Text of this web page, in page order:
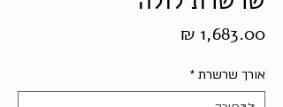
אורך שרשרת *